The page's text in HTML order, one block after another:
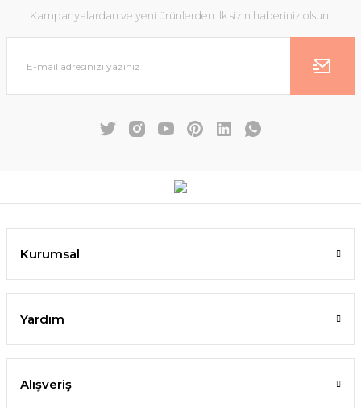
Kampanyalardan ve yeni ürünlerden ilk sizin haberiniz olsun!
Kurumsal
Yardım
Alışveriş